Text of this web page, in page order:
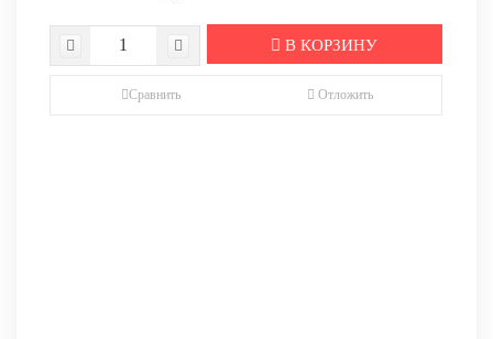
В КОРЗИНУ
Сравнить Отложить